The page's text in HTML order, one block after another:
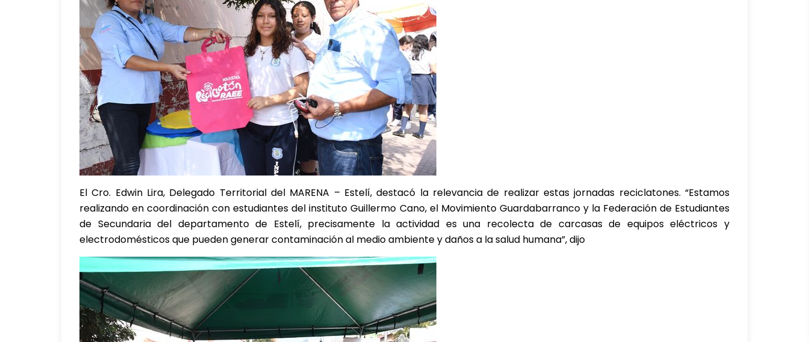
El Cro. Edwin Lira, Delegado Territorial del MARENA – Estelí, destacó la relevancia de realizar estas jornadas reciclatones. “Estamos
realizando en coordinación con estudiantes del instituto Guillermo Cano, el Movimiento Guardabarranco y la Federación de Estudiantes
de Secundaria del departamento de Estelí, precisamente la actividad es una recolecta de carcasas de equipos eléctricos y
electrodomésticos que pueden generar contaminación al medio ambiente y daños a la salud humana”, dijo